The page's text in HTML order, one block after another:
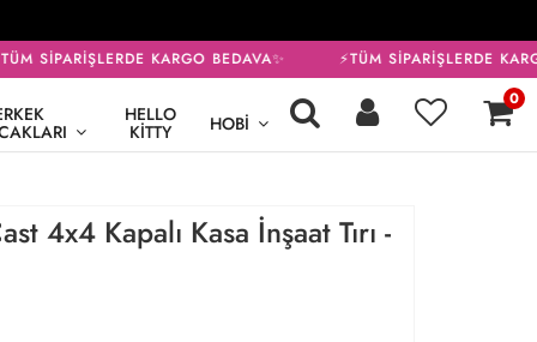
SİPARİŞLERDE KARGO BEDAVA✨ ⚡TÜM SİPARİŞLERDE
HELLO
KITTY HOBI
0
4x4 Kapalı Kasa İnşaat Tırı -